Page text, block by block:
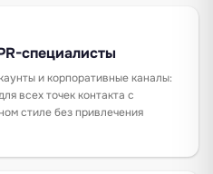
специалисты
и корпоративные каналы:
всех точек контакта с
стиле без привлечения